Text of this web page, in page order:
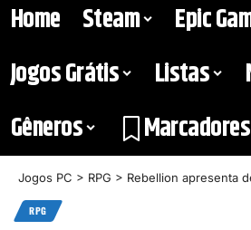
Home Steam
Epic
Jogos Grátis
Listas
Gêneros
Marcadores
Jogos PC > RPG > Rebellion apresenta detalhes do
RPG